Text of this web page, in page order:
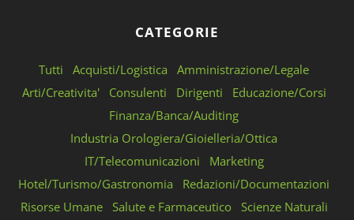
CATEGORIE
Tutti Acquisti/Logistica
Amministrazione/Legale
Arti/Creativita'
Consulenti Dirigenti
Educazione/Corsi
Finanza/Banca/Auditing
Industria Orologiera/Gioielleria/Ottica
IT/Telecomunicazioni
Marketing
Hotel/Turismo/Gastronomia
Redazioni/Documentazioni
Risorse Umane
Salute e Farmaceutico
Scienze Naturali